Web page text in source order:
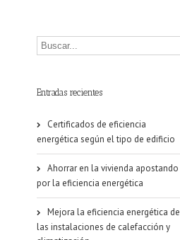
Entradas recientes
Certificados de eficiencia
energética según el tipo de edificio
Ahorrar en la vivienda apostando
por la eficiencia energética
Mejora la eficiencia energética de
las instalaciones de calefacción y